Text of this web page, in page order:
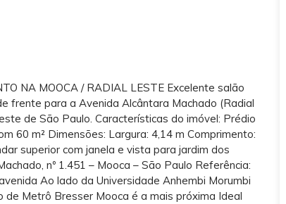
NA MOOCA / RADIAL LESTE Excelente salão
frente para a Avenida Alcântara Machado (Radial
de São Paulo. Características do imóvel: Prédio
60 m² Dimensões: Largura: 4,14 m Comprimento:
superior com janela e vista para jardim dos
nº 1.451 – Mooca – São Paulo Referência:
Ao lado da Universidade Anhembi Morumbi
Metrô Bresser Mooca é a mais próxima Ideal